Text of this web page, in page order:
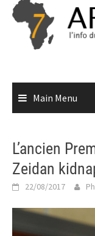
Skip
content
Main Menu
L’ancien
Zeidan
22/08/2017